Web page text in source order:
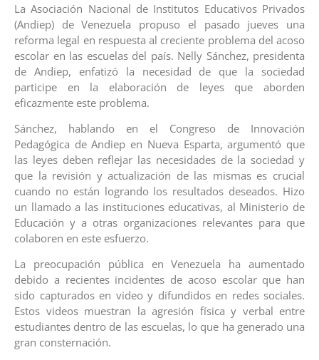
La Asociación Nacional de Institutos Educativos Privados
(Andiep) de Venezuela propuso el pasado jueves una
reforma legal en respuesta al creciente problema del acoso
escolar en las escuelas del país. Nelly Sánchez, presidenta
de Andiep, enfatizó la necesidad de que la sociedad
participe en la elaboración de leyes que aborden
eficazmente este problema.
Sánchez, hablando en el Congreso de Innovación
Pedagógica de Andiep en Nueva Esparta, argumentó que
las leyes deben reflejar las necesidades de la sociedad y
que la revisión y actualización de las mismas es crucial
cuando no están logrando los resultados deseados. Hizo
un llamado a las instituciones educativas, al Ministerio de
Educación y a otras organizaciones relevantes para que
colaboren en este esfuerzo.
La preocupación pública en Venezuela ha aumentado
debido a recientes incidentes de acoso escolar que han
sido capturados en video y difundidos en redes sociales.
Estos videos muestran la agresión física y verbal entre
estudiantes dentro de las escuelas, lo que ha generado una
gran consternación.